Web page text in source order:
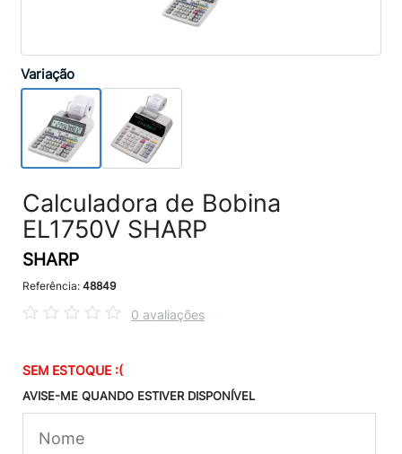
Variação
Calculadora de Bobina
EL1750V SHARP
SHARP
Referência: 48849
0 avaliações
SEM ESTOQUE :(
AVISE-ME QUANDO ESTIVER DISPONÍVEL